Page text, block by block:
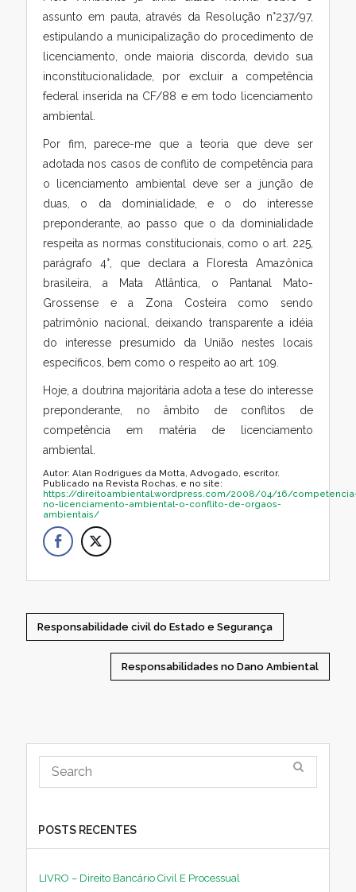
assunto em pauta, através da Resolução n°237/97,
estipulando a municipalização do procedimento de
licenciamento, onde maioria discorda, devido sua
inconstitucionalidade, por excluir a competência
federal inserida na CF/88 e em todo licenciamento
ambiental.
Por fim, parece-me que a teoria que deve ser
adotada nos casos de conflito de competência para
o licenciamento ambiental deve ser a junção de
duas, o da dominialidade, e o do interesse
preponderante, ao passo que o da dominialidade
respeita as normas constitucionais, como o art. 225,
parágrafo 4°, que declara a Floresta Amazônica
brasileira, a Mata Atlântica, o Pantanal Mato-
Grossense e a Zona Costeira como sendo
patrimônio nacional, deixando transparente a idéia
do interesse presumido da União nestes locais
específicos, bem como o respeito ao art. 109.
Hoje, a doutrina majoritária adota a tese do interesse
preponderante, no âmbito de conflitos de
competência em matéria de licenciamento
ambiental.
Autor: Alan Rodrigues da Motta, Advogado, escritor.
Publicado na Revista Rochas, e no site:
https://direitoambiental.wordpress.com/2008/04/16/
no-licenciamento-ambiental-o-conflito-de-orgaos-
ambientais/
Responsabilidade civil do Estado e Segurança
Responsabilidades no Dano Ambiental
POSTS RECENTES
LIVRO – Direito Bancário Civil E Processual